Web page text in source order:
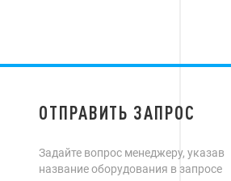
ОТПРАВИТЬ ЗАПРОС
Задайте вопрос менеджеру, указав
название оборудования в запросе